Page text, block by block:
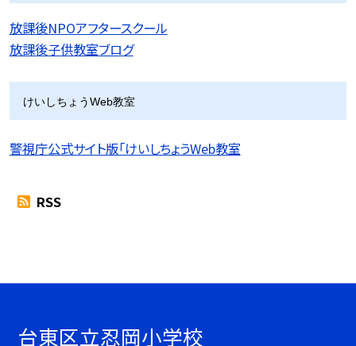
放課後NPOアフタースクール
放課後子供教室ブログ
けいしちょうWeb教室
警視庁公式サイト版「けいしちょうWeb教室
RSS
台東区立忍岡小学校